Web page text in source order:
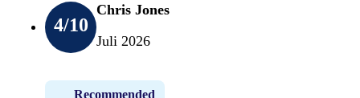
4/10
Chris Jones
Juli 2026
Recommended